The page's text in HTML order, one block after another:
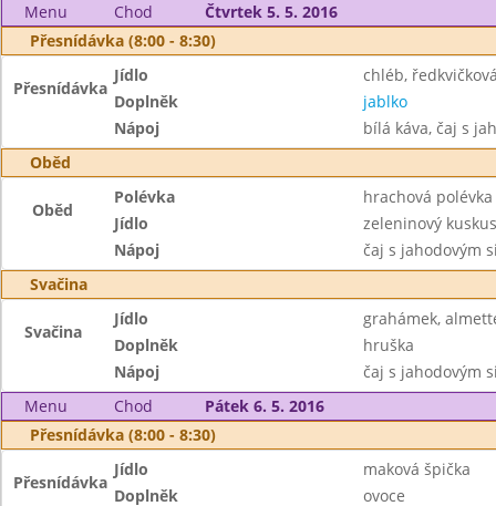
Menu
Chod
Čtvrtek 5. 5. 2016
Přesnídávka (8:00 - 8:30)
Přesnídávka
Jídlo
chléb,
Doplněk
jablko
Nápoj
bílá káva, čaj s
Oběd
Oběd
Polévka
hrachová polévka
Jídlo
zeleninový
Nápoj
čaj s jahodovým
Svačina
Svačina
Jídlo
grahámek,
Doplněk
hruška
Nápoj
čaj s jahodovým
Menu
Chod
Pátek 6. 5. 2016
Přesnídávka (8:00 - 8:30)
Přesnídávka
Jídlo
maková špička
Doplněk
ovoce